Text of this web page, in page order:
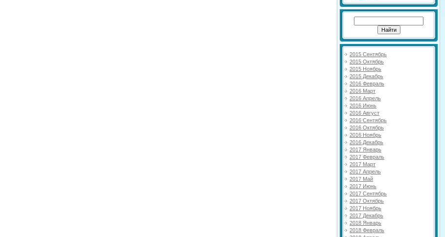
2015 Сентябрь
2015 Октябрь
2015 Ноябрь
2015 Декабрь
2016 Февраль
2016 Март
2016 Апрель
2016 Июнь
2016 Август
2016 Сентябрь
2016 Октябрь
2016 Ноябрь
2016 Декабрь
2017 Январь
2017 Февраль
2017 Март
2017 Апрель
2017 Май
2017 Июнь
2017 Сентябрь
2017 Октябрь
2017 Ноябрь
2017 Декабрь
2018 Январь
2018 Февраль